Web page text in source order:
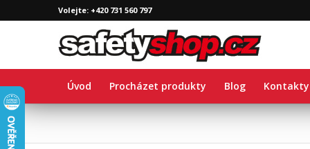
Volejte: +420 731 560 797
Úvod Procházet produkty Blog Kontakty